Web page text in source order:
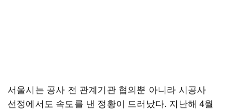
서울시는 공사 전 관계기관 협의뿐 아니라 시공사
선정에서도 속도를 낸 정황이 드러났다. 지난해 4월